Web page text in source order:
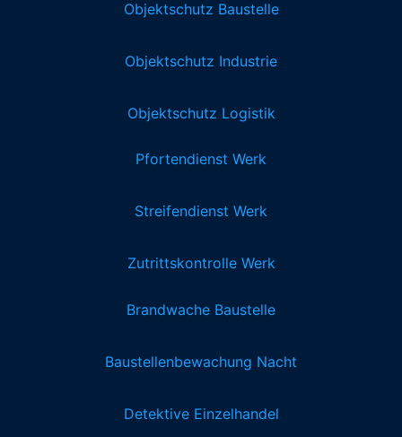
Objektschutz Baustelle
Objektschutz Industrie
Objektschutz Logistik
Pfortendienst Werk
Streifendienst Werk
Zutrittskontrolle Werk
Brandwache Baustelle
Baustellenbewachung Nacht
Detektive Einzelhandel